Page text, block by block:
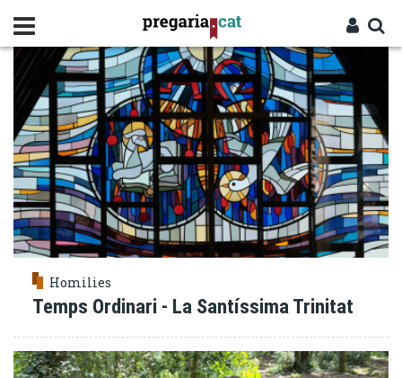
contingut
Entra
Cercador
COMUNITAT
Homilies
Temps Ordinari - La Santíssima Trinitat